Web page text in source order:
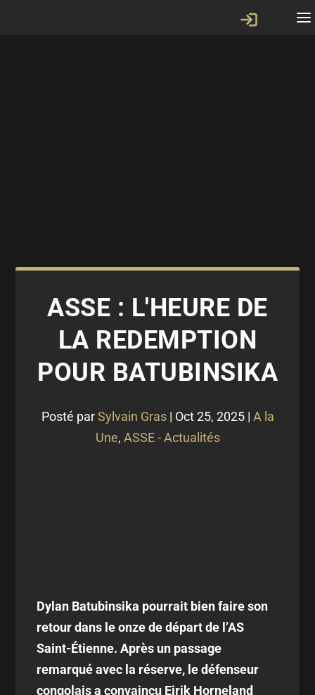
ASSE : L'HEURE DE
LA REDEMPTION
POUR BATUBINSIKA
Posté parSylvain Gras| Oct 25, 2025| A la
Une, ASSE - Actualités
Dylan Batubinsika pourrait bien faire son
retour dans le onze de départ de l’AS
Saint-Étienne. Après un passage
remarqué avec la réserve, le défenseur
congolais a convaincu Eirik Horneland